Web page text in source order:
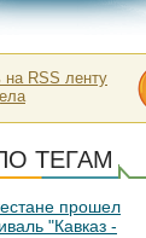
на RSS ленту
ТЕГАМ
прошел
"Кавказ -